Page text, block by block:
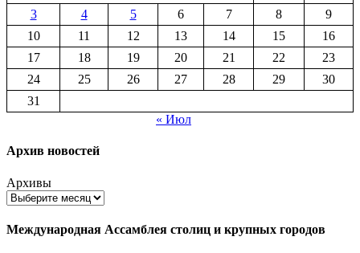
3
4 5 6 7 8
9
10
11 12 13 14 15
16
17
18 19 20 21 22
23
24
25 26 27 28 29
30
31
« Июл
Архив новостей
Архивы
Международная Ассамблея столиц и крупных городов